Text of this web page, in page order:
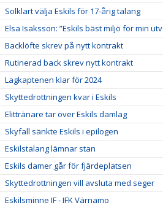
Solklart välja Eskils för 17-årig talang
Elsa Isaksson: ”Eskils bäst miljö för min
Backlöfte skrev på nytt kontrakt
Rutinerad back skrev nytt kontrakt
Lagkaptenen klar för 2024
Skyttedrottningen kvar i Eskils
Elittränare tar över Eskils damlag
Skyfall sänkte Eskils i epilogen
Eskilstalang lämnar stan
Eskils damer går för fjärdeplatsen
Skyttedrottningen vill avsluta med seger
Eskilsminne IF - IFK Värnamo